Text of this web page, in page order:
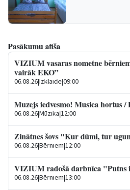
Pasākumu afiša
VIZIUM vasaras nometne
vairāk EKO”
06.08.26|Izklaide|09:00
Muzejs iedvesmo! Musica hortus /
06.08.26|Mūzika|12:00
Zinātnes šovs "Kur dūmi, tur
06.08.26|Bērniem|12:00
VIZIUM radošā darbnīca "Putns
06.08.26|Bērniem|13:00